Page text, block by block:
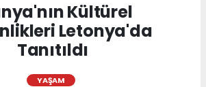
Kültürel
Letonya'da
Tanıtıldı
YAŞAM